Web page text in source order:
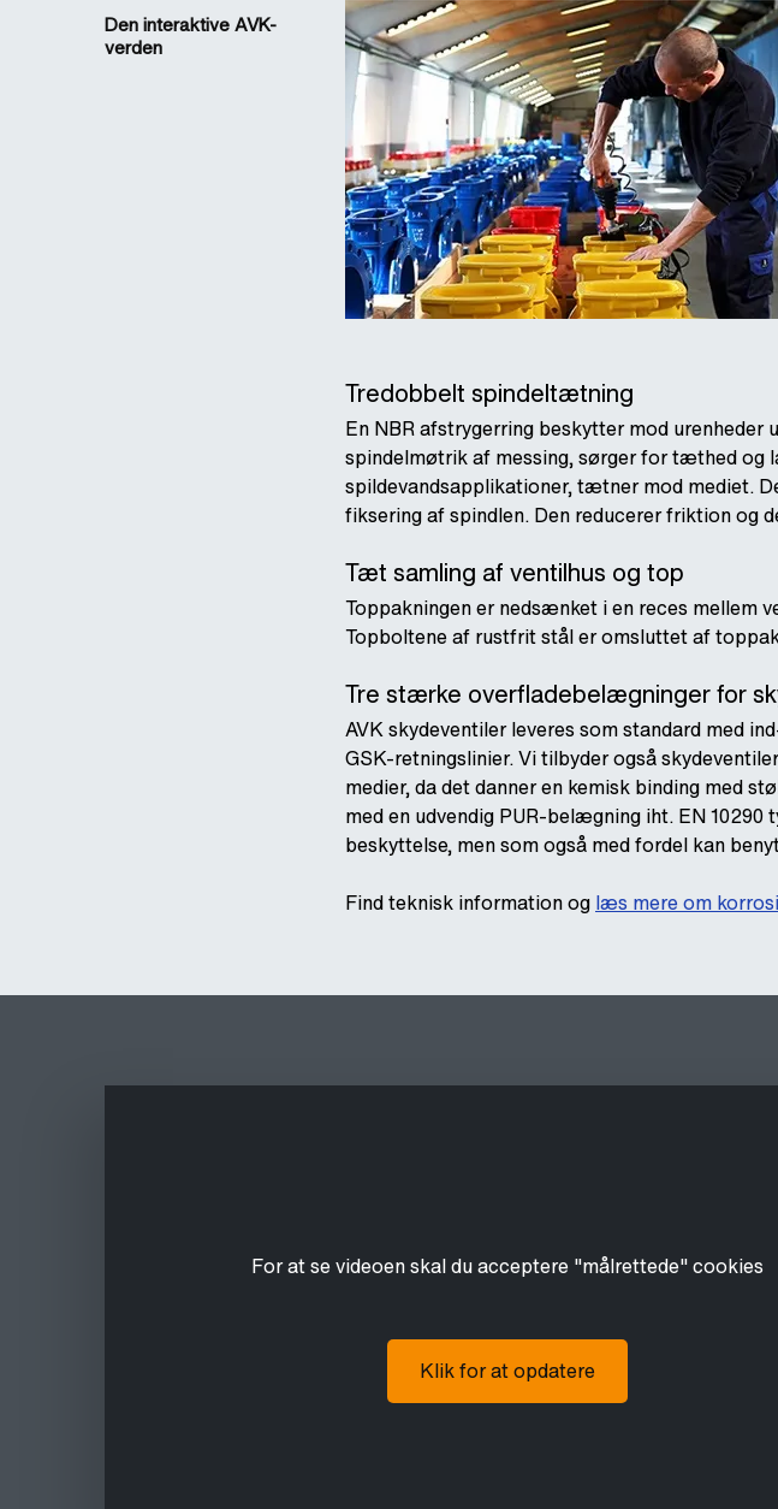
Den interaktive AVK-
verden
Tredobbelt spindeltætning
En NBR afstrygerring beskytter mod urenheder
spindelmøtrik af messing, sørger for tæthed og
spildevandsapplikationer, tætner mod mediet.
fiksering af spindlen. Den reducerer friktion og
Tæt samling af ventilhus og top
Toppakningen er nedsænket i en reces mellem
Topboltene af rustfrit stål er omsluttet af
Tre stærke overfladebelægninger for
AVK skydeventiler leveres som standard med
GSK-retningslinier. Vi tilbyder også
medier, da det danner en kemisk binding med
med en udvendig PUR-belægning iht. EN
beskyttelse, men som også med fordel kan
Find teknisk information og læs mere om
For at se videoen skal du acceptere "målrettede" cookies
Klik for at opdatere